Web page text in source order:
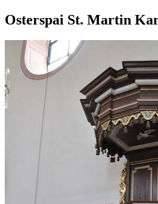
Osterspai St. Martin